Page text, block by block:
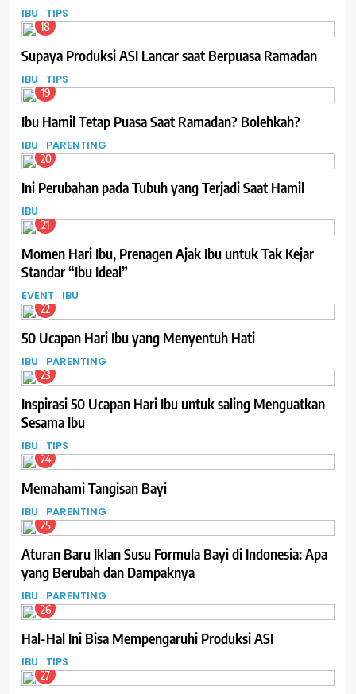
IBU TIPS
18
Supaya Produksi ASI Lancar saat Berpuasa Ramadan
IBU TIPS
19
Ibu Hamil Tetap Puasa Saat Ramadan? Bolehkah?
IBU PARENTING
20
Ini Perubahan pada Tubuh yang Terjadi Saat Hamil
IBU
21
Momen Hari Ibu, Prenagen Ajak Ibu untuk Tak Kejar
Standar “Ibu Ideal”
EVENT IBU
22
50 Ucapan Hari Ibu yang Menyentuh Hati
IBU PARENTING
23
Inspirasi 50 Ucapan Hari Ibu untuk saling Menguatkan
Sesama Ibu
IBU TIPS
24
Memahami Tangisan Bayi
IBU PARENTING
25
Aturan Baru Iklan Susu Formula Bayi di Indonesia: Apa
yang Berubah dan Dampaknya
IBU PARENTING
26
Hal-Hal Ini Bisa Mempengaruhi Produksi ASI
IBU TIPS
27